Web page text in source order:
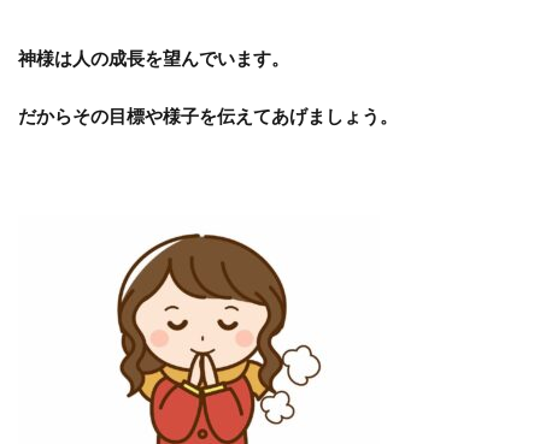
神様は人の成長を望んでいます。
だからその目標や様子を伝えてあげましょう。